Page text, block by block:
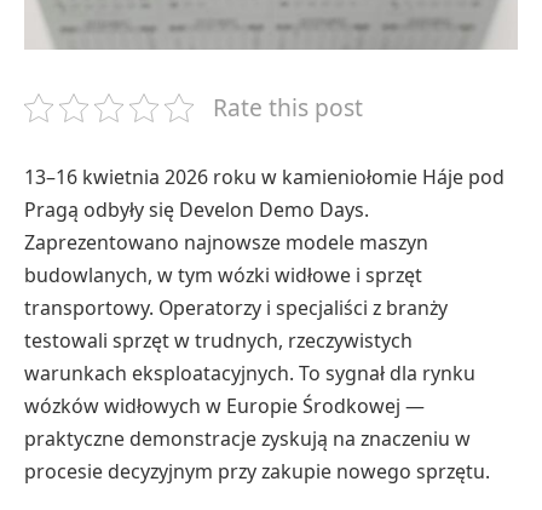
Rate this post
13–16 kwietnia 2026 roku w kamieniołomie Háje pod
Pragą odbyły się Develon Demo Days.
Zaprezentowano najnowsze modele maszyn
budowlanych, w tym wózki widłowe i sprzęt
transportowy. Operatorzy i specjaliści z branży
testowali sprzęt w trudnych, rzeczywistych
warunkach eksploatacyjnych. To sygnał dla rynku
wózków widłowych w Europie Środkowej —
praktyczne demonstracje zyskują na znaczeniu w
procesie decyzyjnym przy zakupie nowego sprzętu.